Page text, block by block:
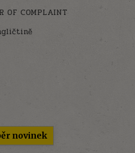
OF COMPLAINT
novinek